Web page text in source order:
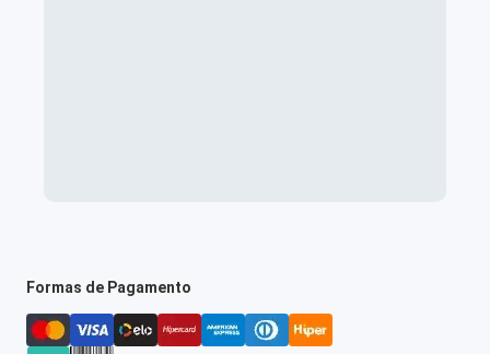
Formas de Pagamento